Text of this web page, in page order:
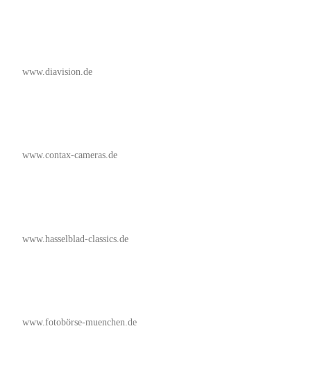
www.diavision.de
www.contax-cameras.de
www.hasselblad-classics.de
www.fotobörse-muenchen.de